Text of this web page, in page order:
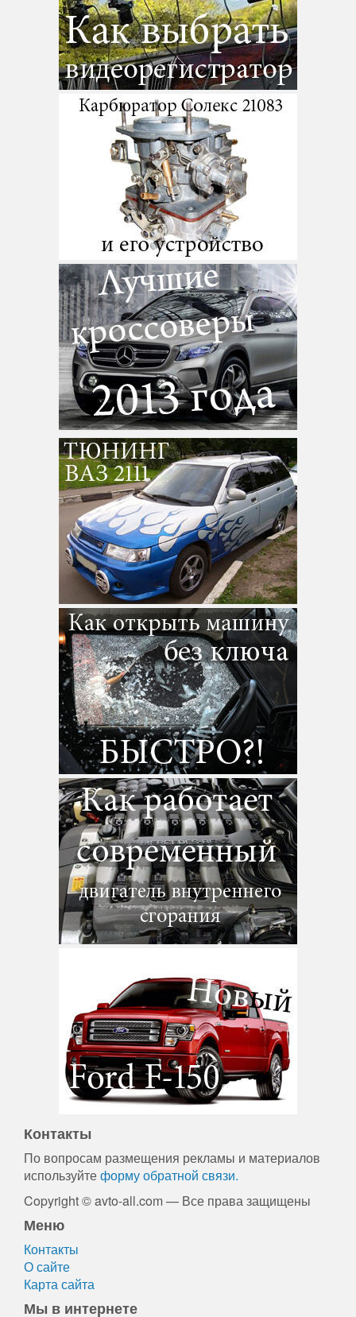
Контакты
По вопросам размещения рекламы и материалов
используйтеформу обратной связи.
Copyright © avto-all.com — Все права защищены
Меню
Контакты
О сайте
Карта сайта
Мы в интернете